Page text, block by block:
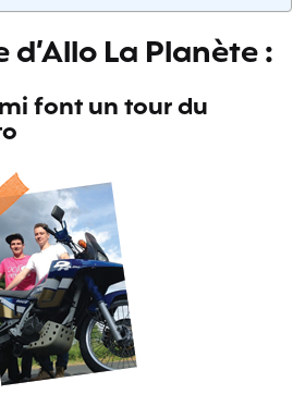
d’Allo La Planète :
font un tour du